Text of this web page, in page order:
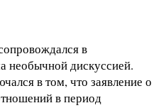
в
необычной дискуссией.
в том, что заявление о
в период